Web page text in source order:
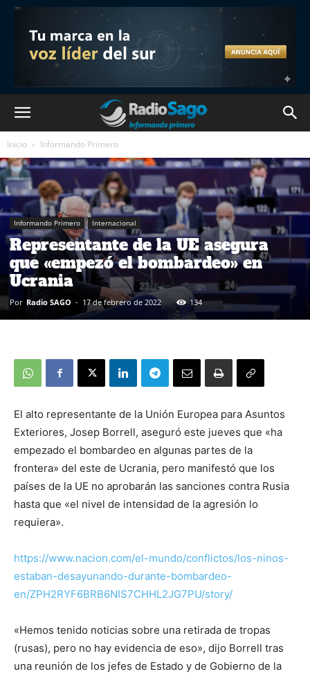
Inicio Informando Primero
Informando Primero Internacional
Representante de la UE asegura
que «empezó el bombardeo» en
Ucrania
Por Radio SAGO - 17 de febrero de 2022 134
El alto representante de la Unión Europea para Asuntos
Exteriores, Josep Borrell, aseguró este jueves que «ha
empezado el bombardeo en algunas partes de la
frontera» del este de Ucrania, pero manifestó que los
países de la UE no aprobarán las sanciones contra Rusia
hasta que «el nivel de intensidad de la agresión lo
requiera».
https://www.nacion.com/el-mundo/conflictos/los-ninos-
estaban-desayunando-durante-bombardeo-
en/ZPH2RYF6BRB6NIS7CHHL2JG7PU/story/
«Hemos tenido noticias sobre una retirada de tropas
(rusas), pero no hay evidencia de eso», dijo Borrell tras
una reunión de los jefes de Estado y de Gobierno de la